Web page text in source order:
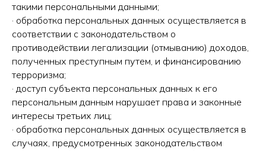
такими персональными данными;
· обработка персональных данных осуществляется в
соответствии с законодательством о
противодействии легализации (отмыванию) доходов,
полученных преступным путем, и финансированию
терроризма;
· доступ субъекта персональных данных к его
персональным данным нарушает права и законные
интересы третьих лиц;
· обработка персональных данных осуществляется в
случаях, предусмотренных законодательством